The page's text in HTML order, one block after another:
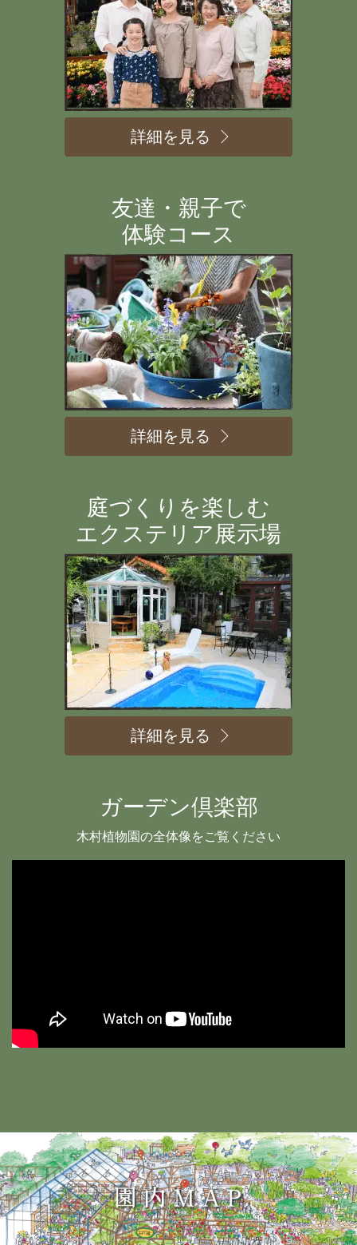
詳細を見る
友達・親子で
体験コース
詳細を見る
庭づくりを楽しむ
エクステリア展示場
詳細を見る
ガーデン倶楽部
木村植物園の全体像をご覧ください